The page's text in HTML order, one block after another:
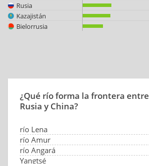
Rusia
Kazajistán
Bielorrusia
¿Qué río forma la frontera entre
Rusia y China?
río Lena
río Amur
río Angará
Yangtsé